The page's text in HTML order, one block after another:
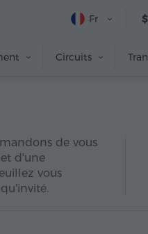
$
Fr
Circuits
de vous
d'une
vous